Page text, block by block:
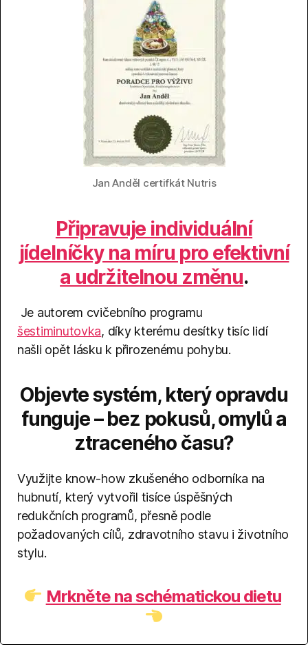
Jan Anděl certifkát Nutris
Připravuje individuální
jídelníčky na míru pro efektivní
a udržitelnou změnu.
Je autorem cvičebního programu
šestiminutovka, díky kterému desítky tisíc lidí
našli opět lásku k přirozenému pohybu.
Objevte systém, který opravdu
funguje – bez pokusů, omylů a
ztraceného času?
Využijte know-how zkušeného odborníka na
hubnutí, který vytvořil tisíce úspěšných
redukčních programů, přesně podle
požadovaných cílů, zdravotního stavu i životního
stylu.
Mrkněte na schématickou dietu